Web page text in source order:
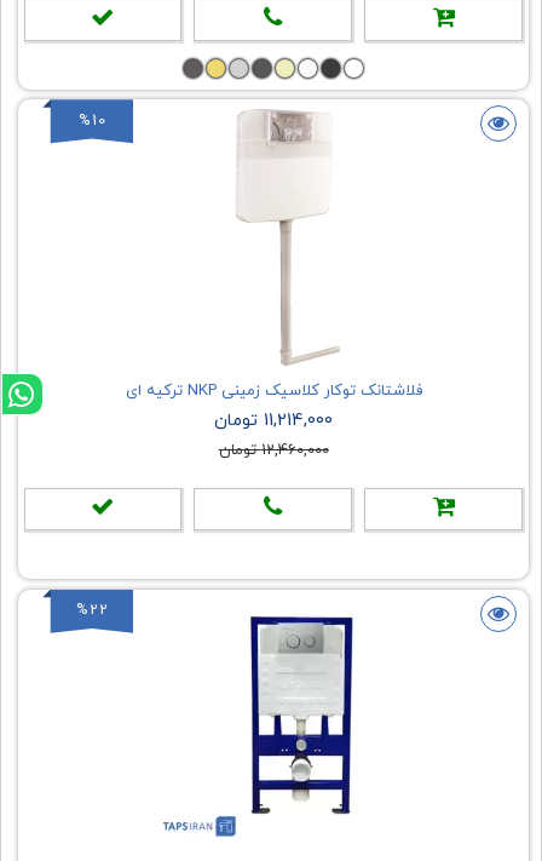
%10
فلاشتانک توکار کلاسیک زمینی NKP ترکیه ای
11,214,000 تومان
12,460,000 تومان
%22